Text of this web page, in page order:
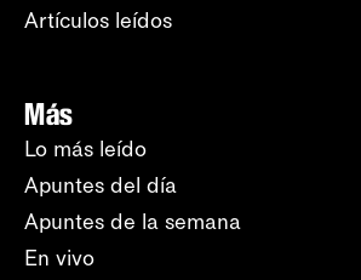
Artículos leídos
Más
Lo más leído
Apuntes del día
Apuntes de la semana
En vivo